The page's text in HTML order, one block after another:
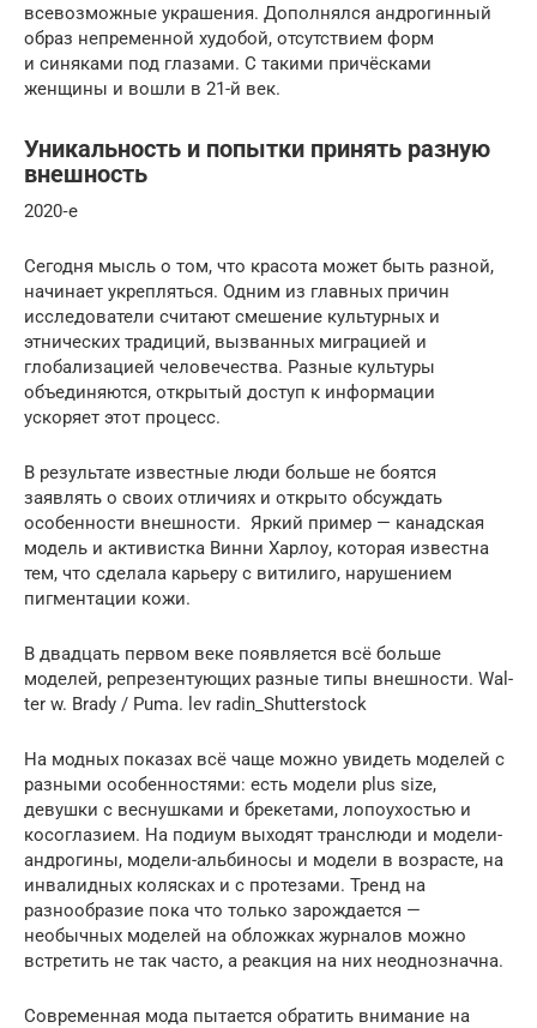
всевозможные украшения. Дополнялся андрогинный
образ непременной худобой, отсутствием форм
и синяками под глазами. С такими причёсками
женщины и вошли в 21-й век.
Уникальность и попытки принять разную
внешность
2020‑е
Сегодня мысль о том, что красота может быть разной,
начинает укрепляться. Одним из главных причин
исследователи считают смешение культурных и
этнических традиций, вызванных миграцией и
глобализацией человечества. Разные культуры
объединяются, открытый доступ к информации
ускоряет этот процесс.
В результате известные люди больше не боятся
заявлять о своих отличиях и открыто обсуждать
особенности внешности. Яркий пример — канадская
модель и активистка Винни Харлоу, которая известна
тем, что сделала карьеру с витилиго, нарушением
пигментации кожи.
В двадцать первом веке появляется всё больше
моделей, репрезентующих разные типы внешности. Wal­
ter w. Brady / Puma. lev radin_Shutterstock
На модных показах всё чаще можно увидеть моделей с
разными особенностями: есть модели plus size,
девушки с веснушками и брекетами, лопоухостью и
косоглазием. На подиум выходят транслюди и модели-
андрогины, модели-альбиносы и модели в возрасте, на
инвалидных колясках и с протезами. Тренд на
разнообразие пока что только зарождается —
необычных моделей на обложках журналов можно
встретить не так часто, а реакция на них неоднозначна.
Современная мода пытается обратить внимание на